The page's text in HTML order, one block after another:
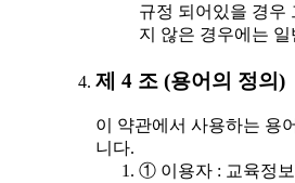
규정 되어있을 경우
지 않은 경우에는
제 4 조 (용어의 정의)
이 약관에서 사용하는 용
니다.
① 이용자 : 교육정